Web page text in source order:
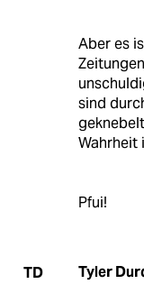
Aber es
sind
Wahrheit
Pfui!
TD Tyler